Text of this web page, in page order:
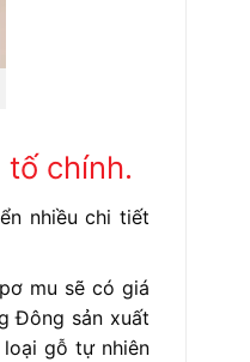
tố chính.
nhiều chi tiết
mu sẽ có giá
Đông sản xuất
gỗ tự nhiên